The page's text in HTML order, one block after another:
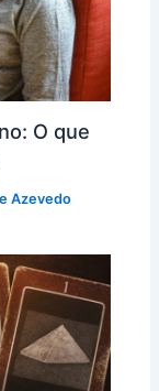
O que
Azevedo